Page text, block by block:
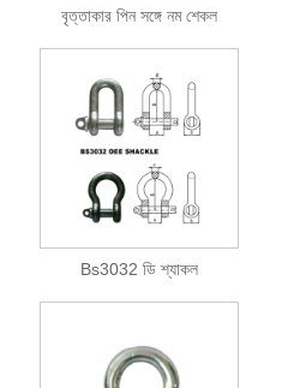
বৃত্তাকার পিন সঙ্গে নম শেকল
Bs3032 ডি শ্যাকল